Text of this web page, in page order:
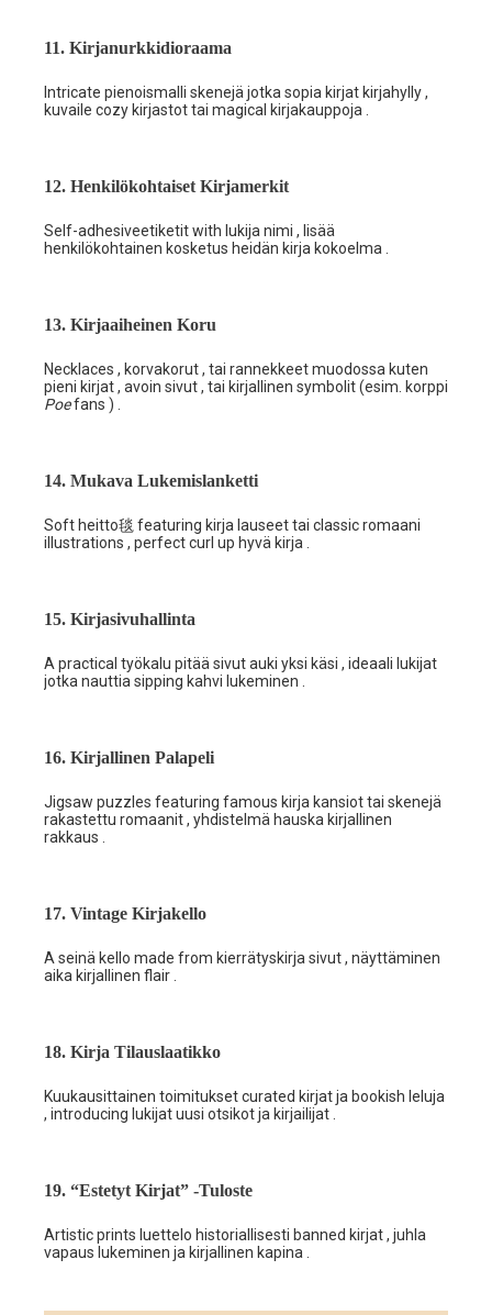
11. Kirjanurkkidioraama
Intricate pienoismalli skenejä jotka sopia kirjat kirjahylly ,
kuvaile cozy kirjastot tai magical kirjakauppoja .
12. Henkilökohtaiset Kirjamerkit
Self-adhesiveetiketit with lukija nimi , lisää
henkilökohtainen kosketus heidän kirja kokoelma .
13. Kirjaaiheinen Koru
Necklaces , korvakorut , tai rannekkeet muodossa kuten
pieni kirjat , avoin sivut , tai kirjallinen symbolit (esim. korppi
Poefans ) .
14. Mukava Lukemislanketti
Soft heitto毯 featuring kirja lauseet tai classic romaani
illustrations , perfect curl up hyvä kirja .
15. Kirjasivuhallinta
A practical työkalu pitää sivut auki yksi käsi , ideaali lukijat
jotka nauttia sipping kahvi lukeminen .
16. Kirjallinen Palapeli
Jigsaw puzzles featuring famous kirja kansiot tai skenejä
rakastettu romaanit , yhdistelmä hauska kirjallinen
rakkaus .
17. Vintage Kirjakello
A seinä kello made from kierrätyskirja sivut , näyttäminen
aika kirjallinen flair .
18. Kirja Tilauslaatikko
Kuukausittainen toimitukset curated kirjat ja bookish leluja
, introducing lukijat uusi otsikot ja kirjailijat .
19. “Estetyt Kirjat” -Tuloste
Artistic prints luettelo historiallisesti banned kirjat , juhla
vapaus lukeminen ja kirjallinen kapina .